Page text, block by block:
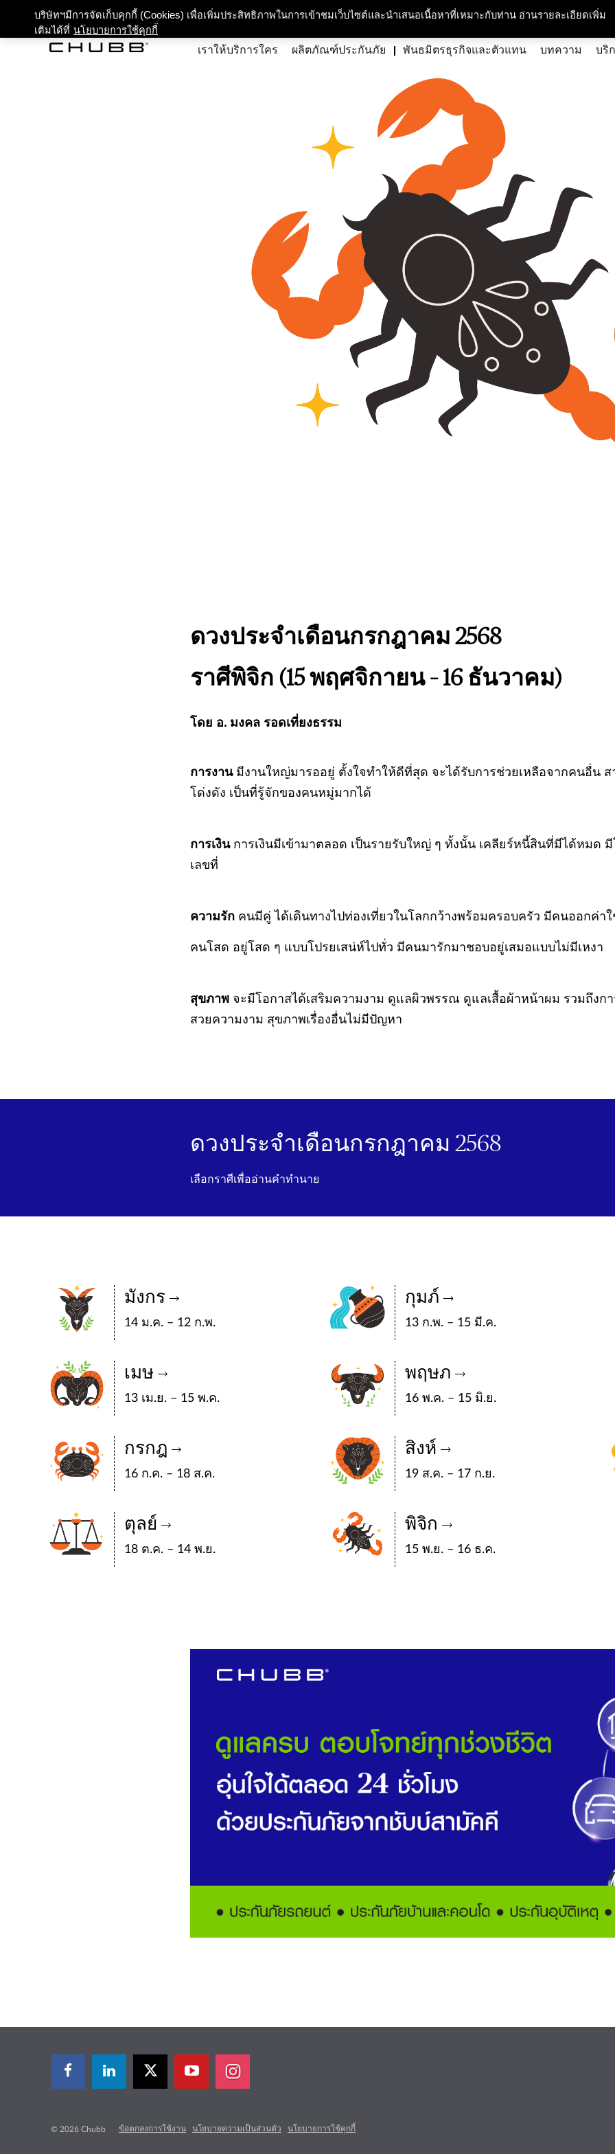
เกี่ยวกับเรา ความรับผิดชอบต่อสังคมและสิ่งแวดล้อม สนใจร่วมงาน ศูนย์สื่อมว
เราให้บริการใคร ผลิตภัณฑ์ประกันภัย พันธมิตรธุรกิจและตัวแทน บทความ บริ
ดวงประจำเดือนกรกฎาคม 2568
ราศีพิจิก (15 พฤศจิกายน – 16 ธันวาคม)
โดย อ. มงคล รอดเที่ยงธรรม
การงานมีงานใหญ่มารออยู่ ตั้งใจทำให้ดีที่สุด จะได้รับการช่วยเหลือจากคนอื่น ส
โด่งดัง เป็นที่รู้จักของคนหมู่มากได้
การเงิน การเงินมีเข้ามาตลอด เป็นรายรับใหญ่ ๆ ทั้งนั้น เคลียร์หนี้สินที่มีได้หมด
เลขที่
ความรัก คนมีคู่ ได้เดินทางไปท่องเที่ยวในโลกกว้างพร้อมครอบครัว มีคนออกค่า
คนโสด อยู่โสด ๆ แบบโปรยเสน่ห์ไปทั่ว มีคนมารักมาชอบอยู่เสมอแบบไม่มีเหงา
สุขภาพจะมีโอกาสได้เสริมความงาม ดูแลผิวพรรณ ดูแลเสื้อผ้าหน้าผม รวมถึงก
สวยความงาม สุขภาพเรื่องอื่นไม่มีปัญหา
ดวงประจำเดือนกรกฎาคม 2568
เลือกราศีเพื่ออ่านคำทำนาย
มังกร
14 ม.ค. – 12 ก.พ.
กุมภ์
13 ก.พ. – 15 มี.ค.
เมษ
13 เม.ย. – 15 พ.ค.
พฤษภ
16 พ.ค. – 15 มิ.ย.
กรกฎ
16 ก.ค. – 18 ส.ค.
สิงห์
19 ส.ค. – 17 ก.ย.
ตุลย์
18 ต.ค. – 14 พ.ย.
พิจิก
15 พ.ย. – 16 ธ.ค.
© 2026 Chubb ข้อตกลงการใช้งาน นโยบายความเป็นส่วนตัว นโยบายการใช้คุกกี้
บริษัทฯมีการจัดเก็บคุกกี้ (Cookies) เพื่อเพิ่มประสิทธิภาพในการเข้าชมเว็บไซต์และนำเสนอเนื้อหาที่เหมาะกับท่าน อ่านรายละเอียดเพิ่ม
เติมได้ที่ นโยบายการใช้คุกกี้